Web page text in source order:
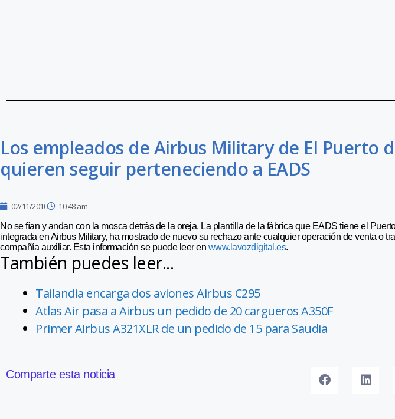
Los empleados de Airbus Military de El Puerto
quieren seguir perteneciendo a EADS
02/11/2010 10:48 am
No se fían y andan con la mosca detrás de la oreja. La plantilla de la fábrica que EADS tiene el
integrada en Airbus Military, ha mostrado de nuevo su rechazo ante cualquier operación de venta o
compañía auxiliar. Esta información se puede leer en www.lavozdigital.es.
También puedes leer...
Tailandia encarga dos aviones Airbus C295
Atlas Air pasa a Airbus un pedido de 20 cargueros A350F
Primer Airbus A321XLR de un pedido de 15 para Saudia
Comparte esta noticia